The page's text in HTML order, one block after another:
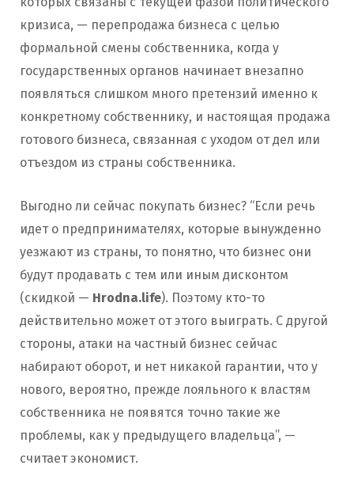
кризиса, — перепродажа бизнеса с целью
формальной смены собственника, когда у
государственных органов начинает внезапно
появляться слишком много претензий именно к
конкретному собственнику, и настоящая продажа
готового бизнеса, связанная с уходом от дел или
отъездом из страны собственника.
Выгодно ли сейчас покупать бизнес? “Если речь
идет о предпринимателях, которые вынужденно
уезжают из страны, то понятно, что бизнес они
будут продавать с тем или иным дисконтом
(скидкой — Hrodna.life). Поэтому кто-то
действительно может от этого выиграть. С другой
стороны, атаки на частный бизнес сейчас
набирают оборот, и нет никакой гарантии, что у
нового, вероятно, прежде лояльного к властям
собственника не появятся точно такие же
проблемы, как у предыдущего владельца”, —
считает экономист.